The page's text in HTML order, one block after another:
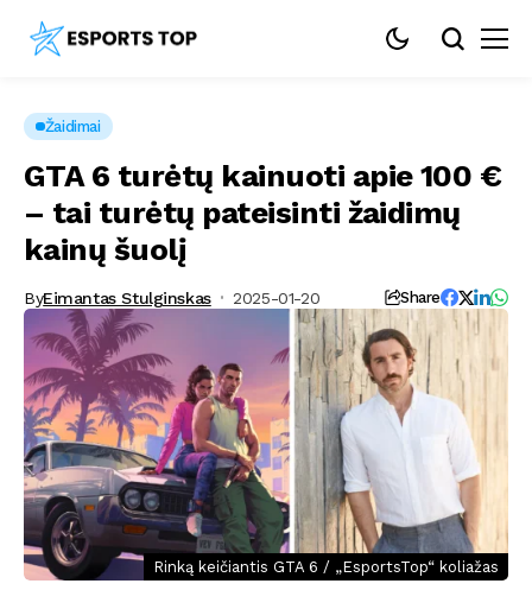
Žaidimai
GTA 6 turėtų kainuoti apie 100 €
– tai turėtų pateisinti žaidimų
kainų šuolį
ByEimantas Stulginskas 2025-01-20 Share
Rinką keičiantis GTA 6 / „EsportsTop“ koliažas